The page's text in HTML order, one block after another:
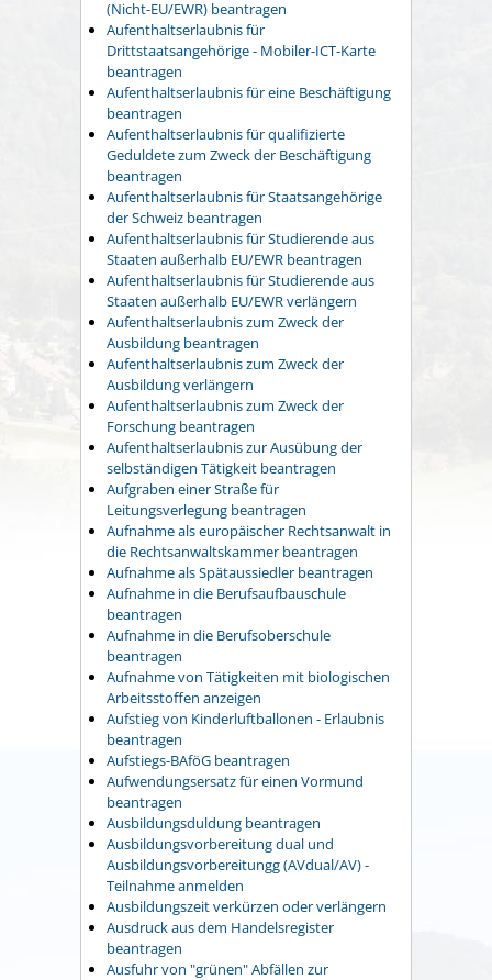
(Nicht-EU/EWR) beantragen
Aufenthaltserlaubnis für
Drittstaatsangehörige - Mobiler-ICT-Karte
beantragen
Aufenthaltserlaubnis für eine Beschäftigung
beantragen
Aufenthaltserlaubnis für qualifizierte
Geduldete zum Zweck der Beschäftigung
beantragen
Aufenthaltserlaubnis für Staatsangehörige
der Schweiz beantragen
Aufenthaltserlaubnis für Studierende aus
Staaten außerhalb EU/EWR beantragen
Aufenthaltserlaubnis für Studierende aus
Staaten außerhalb EU/EWR verlängern
Aufenthaltserlaubnis zum Zweck der
Ausbildung beantragen
Aufenthaltserlaubnis zum Zweck der
Ausbildung verlängern
Aufenthaltserlaubnis zum Zweck der
Forschung beantragen
Aufenthaltserlaubnis zur Ausübung der
selbständigen Tätigkeit beantragen
Aufgraben einer Straße für
Leitungsverlegung beantragen
Aufnahme als europäischer Rechtsanwalt in
die Rechtsanwaltskammer beantragen
Aufnahme als Spätaussiedler beantragen
Aufnahme in die Berufsaufbauschule
beantragen
Aufnahme in die Berufsoberschule
beantragen
Aufnahme von Tätigkeiten mit biologischen
Arbeitsstoffen anzeigen
Aufstieg von Kinderluftballonen - Erlaubnis
beantragen
Aufstiegs-BAföG beantragen
Aufwendungsersatz für einen Vormund
beantragen
Ausbildungsduldung beantragen
Ausbildungsvorbereitung dual und
Ausbildungsvorbereitungg (AVdual/AV) -
Teilnahme anmelden
Ausbildungszeit verkürzen oder verlängern
Ausdruck aus dem Handelsregister
beantragen
Ausfuhr von "grünen" Abfällen zur